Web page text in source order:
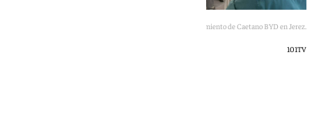
Imagen de la inauguración del establecimiento de Caetano BYD en Jerez.
101TV